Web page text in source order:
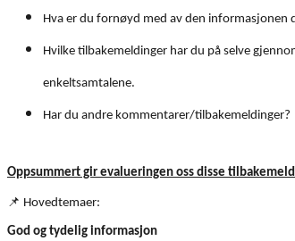
Hva er du fornøyd med av den informasjonen
Hvilke tilbakemeldinger har du på selve
enkeltsamtalene.
Har du andre kommentarer/tilbakemeldinger?
Oppsummert gir evalueringen oss disse
📌 Hovedtemaer:
God og tydelig informasjon